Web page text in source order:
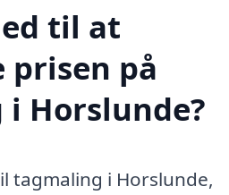
til at
prisen på
Horslunde?
tagmaling i Horslunde,